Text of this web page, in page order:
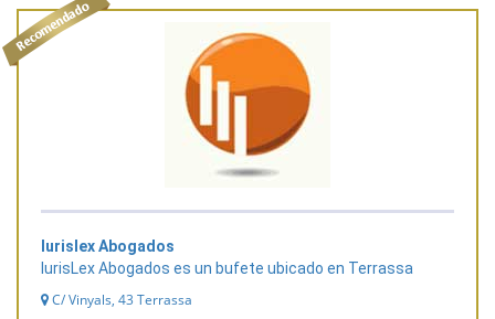
Iurislex Abogados
IurisLex Abogados es un bufete ubicado en Terrassa
C/ Vinyals, 43 Terrassa